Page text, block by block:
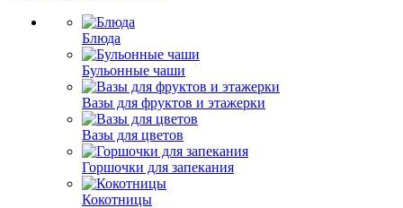
Блюда
Бульонные чаши
Вазы для фруктов и этажерки
Вазы для цветов
Горшочки для запекания
Кокотницы